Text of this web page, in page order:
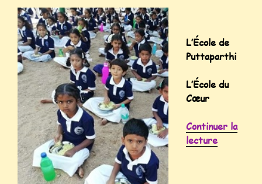
L’École de
Puttaparthi
L’École du
Cœur
Continuer la
lecture